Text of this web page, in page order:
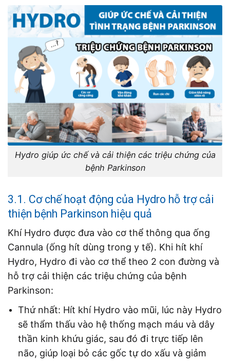
Hydro giúp ức chế và cải thiện các triệu chứng của
bệnh Parkinson
3.1. Cơ chế hoạt động của Hydro hỗ trợ cải
thiện bệnh Parkinson hiệu quả
Khí Hydro được đưa vào cơ thể thông qua ống
Cannula (ống hít dùng trong y tế). Khi hít khí
Hydro, Hydro đi vào cơ thể theo 2 con đường và
hỗ trợ cải thiện các triệu chứng của bệnh
Parkinson:
Thứ nhất: Hít khí Hydro vào mũi, lúc này Hydro
sẽ thẩm thấu vào hệ thống mạch máu và dây
thần kinh khứu giác, sau đó đi trực tiếp lên
não, giúp loại bỏ các gốc tự do xấu và giảm